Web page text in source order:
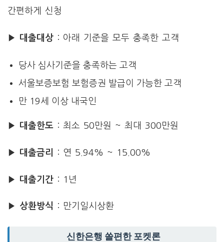
간편하게 신청
▶ 대출대상: 아래 기준을 모두 충족한 고객
당사 심사기준을 충족하는 고객
서울보증보험 보험증권 발급이 가능한 고객
만 19세 이상 내국인
▶ 대출한도: 최소 50만원 ~ 최대 300만원
▶ 대출금리 : 연 5.94% ~ 15.00%
▶ 대출기간: 1년
▶ 상환방식 : 만기일시상환
신한은행 쏠편한 포켓론